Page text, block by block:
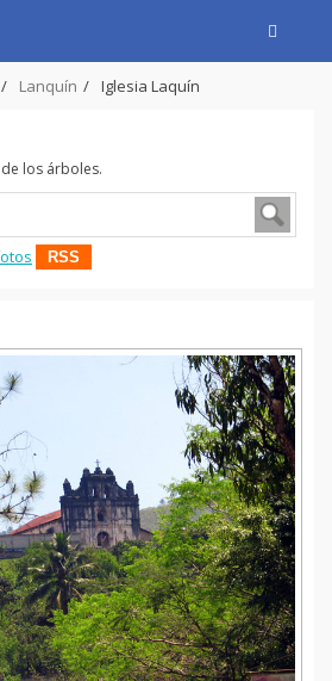
Lanquín Iglesia Laquín
los árboles.
RSS